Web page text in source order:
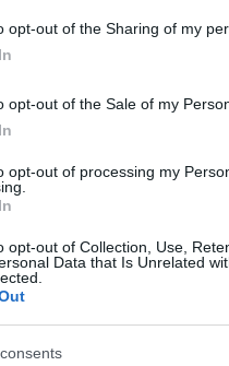
opt-out of the Sharing of my
opt-out of the Sale of my
opt-out of processing my
opt-out of Collection, Use,
Data that Is Unrelated
is
17:41
cég egy francia
rollerként és
robotjai
08:47
alakulnak robottá.